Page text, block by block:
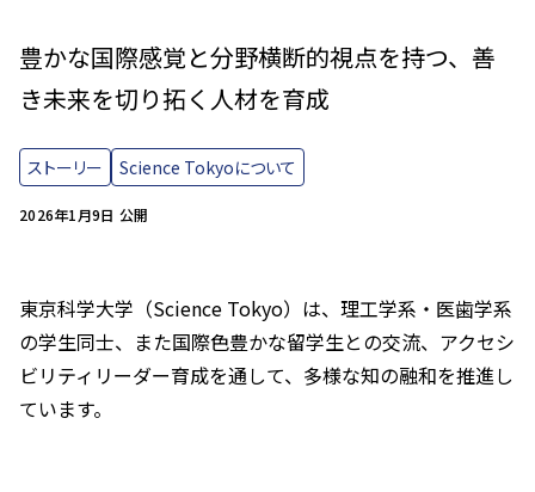
2026年1月9日 公開
豊かな国際感覚と分野横断的視点を持つ、善
き未来を切り拓く人材を育成
ストーリー Science Tokyoについて
東京科学大学（Science Tokyo）は、理工学系・医歯学系
の学生同士、また国際色豊かな留学生との交流、アクセシ
ビリティリーダー育成を通して、多様な知の融和を推進し
ています。